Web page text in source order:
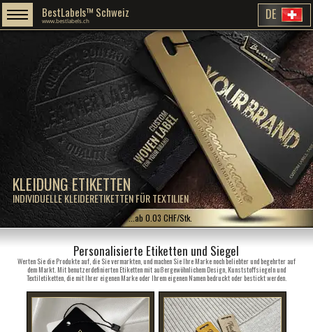
KLEIDUNG ETIKETTEN
INDIVIDUELLE KLEIDERETIKETTEN FÜR TEXTILIEN
BestLabels™ Schweiz
www.bestlabels.ch DE
...ab 0.03 CHF/Stk.
Personalisierte Etiketten und Siegel
Werten Sie die Produkte auf, die Sie vermarkten, und machen Sie Ihre Marke noch beliebter und begehrter auf
dem Markt. Mit benutzerdefinierten Etiketten mit außergewöhnlichem Design, Kunststoffsiegeln und
Textiletiketten, die mit Ihrer eigenen Marke oder Ihrem eigenen Namen bedruckt oder bestickt werden.